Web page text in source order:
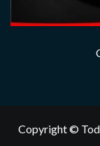
Copyright ©